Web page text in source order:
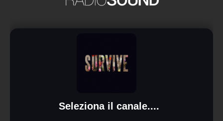
Seleziona il canale....